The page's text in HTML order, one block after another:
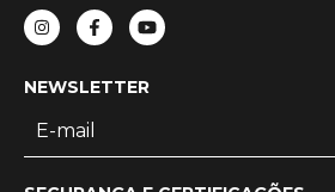
NEWSLETTER